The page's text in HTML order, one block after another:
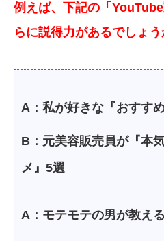
例えば、下記の「
らに説得力があるでしょう
A：私が好きな『おすす
B：元美容販売員が『本
メ』5選
A：モテモテの男が教え